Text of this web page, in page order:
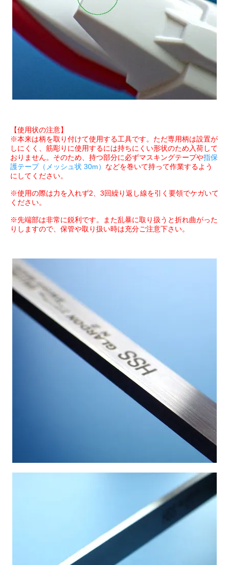
【使用状の注意】
※本来は柄を取り付けて使用する工具です。ただ専用柄は設置が
しにくく、筋彫りに使用するには持ちにくい形状のため入荷して
おりません。そのため、持つ部分に必ずマスキングテープや指保
護テープ（メッシュ状 30m） などを巻いて持って作業するよう
にしてください。
※使用の際は力を入れず2、3回繰り返し線を引く要領でケガいて
ください。
※先端部は非常に鋭利です。また乱暴に取り扱うと折れ曲がった
りしますので、保管や取り扱い時は充分ご注意下さい。